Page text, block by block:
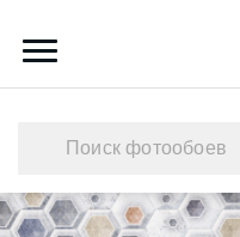
Каталог обоев
Наши работы